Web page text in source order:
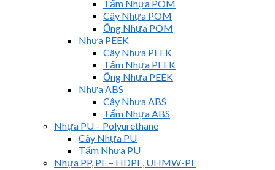
Tấm Nhựa POM
Cây Nhựa POM
Ống Nhựa POM
Nhựa PEEK
Cây Nhựa PEEK
Tấm Nhựa PEEK
Ống Nhựa PEEK
Nhựa ABS
Cây Nhựa ABS
Tấm Nhựa ABS
Nhựa PU – Polyurethane
Cây Nhựa PU
Tấm Nhựa PU
Nhựa PP, PE – HDPE, UHMW-PE